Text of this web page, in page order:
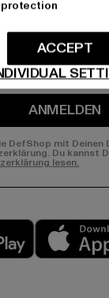
ANMELDEN
DefShop mit
Du kannst
lesen.
Play market
protection
ACCEPT